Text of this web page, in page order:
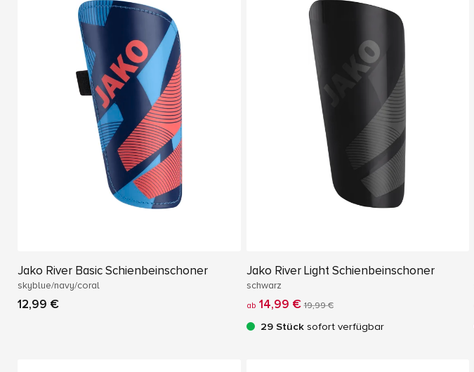
Jako River Basic Schienbeinschoner
skyblue/navy/coral
12,99 €
Jako River Light Schienbeinschoner
schwarz
ab 14,99 € 19,99 €
29 Stücksofort verfügbar